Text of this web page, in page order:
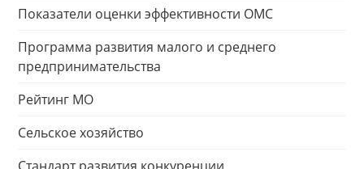
Показатели оценки эффективности ОМС
Программа развития малого и среднего
предпринимательства
Рейтинг МО
Сельское хозяйство